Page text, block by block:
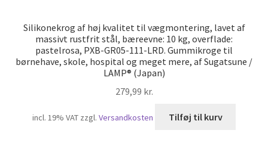
Silikonekrog af høj kvalitet til vægmontering, lavet af
massivt rustfrit stål, bæreevne: 10 kg, overflade:
pastelrosa, PXB-GR05-111-LRD. Gummikroge til
børnehave, skole, hospital og meget mere, af Sugatsune /
LAMP® (Japan)
279,99 kr.
incl. 19% VAT zzgl. Versandkosten Tilføj til kurv